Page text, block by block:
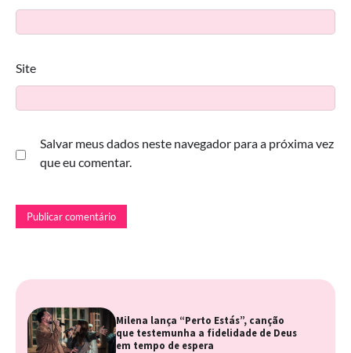
Site
Salvar meus dados neste navegador para a próxima vez
que eu comentar.
Milena lança “Perto Estás”, canção
que testemunha a fidelidade de Deus
em tempo de espera